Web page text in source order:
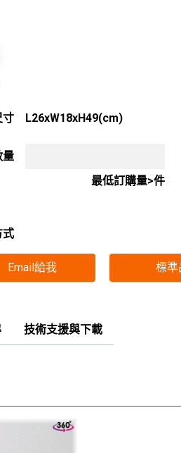
寸 L26xW18xH49(cm)
量
最低訂購量>件
式
Email給我 標準
技術支援與下載